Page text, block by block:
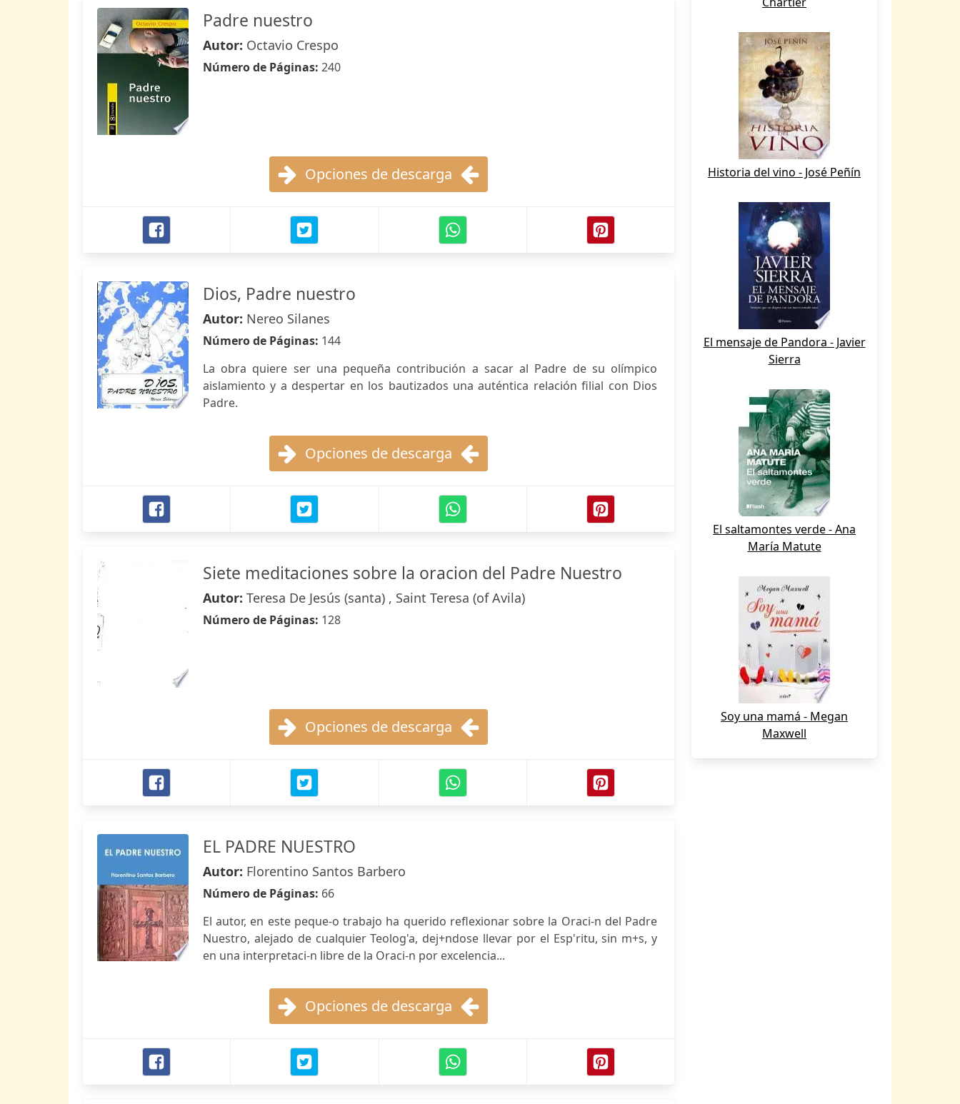
Padre nuestro
Autor: Octavio Crespo
Número de Páginas: 240
Opciones de descarga
Dios, Padre nuestro
Autor: Nereo Silanes
Número de Páginas: 144
La obra quiere ser una pequeña contribución a sacar al Padre de su olímpico
aislamiento y a despertar en los bautizados una auténtica relación filial con Dios
Padre.
Opciones de descarga
Siete meditaciones sobre la oracion del Padre Nuestro
Autor: Teresa De Jesús (santa) , Saint Teresa (of Avila)
Número de Páginas: 128
Opciones de descarga
EL PADRE NUESTRO
Autor: Florentino Santos Barbero
Número de Páginas: 66
El autor, en este peque-o trabajo ha querido reflexionar sobre la Oraci-n del Padre
Nuestro, alejado de cualquier Teolog'a, dej+ndose llevar por el Esp'ritu, sin m+s, y
en una interpretaci-n libre de la Oraci-n por excelencia...
Opciones de descarga
Historia del vino - José Peñín
El mensaje de Pandora - Javier
Sierra
El saltamontes verde - Ana
María Matute
Soy una mamá - Megan
Maxwell